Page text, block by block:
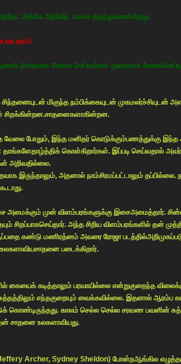
அங்கே அதிர்ஷ்ட வாசல் திறந்துகொள்கிறது.
தரம்)
நிறைவாக வேலை செய்யுங்கள் குறைவாக
மிகுந்த நம்பிக்கையுடன் முகமலர்ச்சியுடன்
சிறக்கின்றன.சாதனைகளாகின்றன.
வேலை போதும், இந்த மனிதர் கொடுக்கும்பணத்துக்கு
கொள்கிறார்கள். இப்படி செய்வதால்
அறிவதில்லை.
இருந்தாலும், அதனால் நாம்சிரமப்பட்டாலும் தப்பில்லை.
அமைக்கும் முன் விளம்பரங்களுக்கு இசைஅமைத்தார்.
சிறப்பாகசெய்தார். அந்த சிறிய விளம்பரங்களில் தன்
கண்டு மணிரத்னம் அவரை ரோஜா
படைக்கிறார்.
கையைக் கடித்தாலும் பரவாயில்லை என்றுகுறைந்த
எந்தகுறையும் வைக்கவில்லை. இதனால் ஆரம்ப
கொண்டிருந்தது. காலம் செல்ல செல்ல சரவண பவனின்
சாதனை உலகளாவியது.
Archer, Sydney Sheldon) போன்றஆங்கில